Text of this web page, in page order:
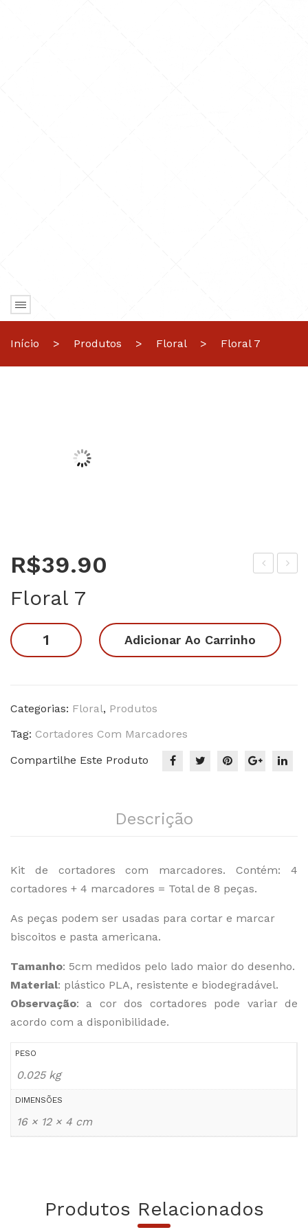
Início > Produtos > Floral > Floral 7
R$39.90
Floral 7
Floral
7
Adicionar Ao Carrinho
Categorias: Floral, Produtos
Tag: Cortadores Com Marcadores
Compartilhe Este Produto
Descrição
Kit de cortadores com marcadores. Contém: 4
cortadores + 4 marcadores = Total de 8 peças.
As peças podem ser usadas para cortar e marcar
biscoitos e pasta americana.
Tamanho: 5cm medidos pelo lado maior do desenho.
Material: plástico PLA, resistente e biodegradável.
Observação: a cor dos cortadores pode variar de
acordo com a disponibilidade.
PESO
0.025 kg
DIMENSÕES
16 × 12 × 4 cm
Produtos Relacionados